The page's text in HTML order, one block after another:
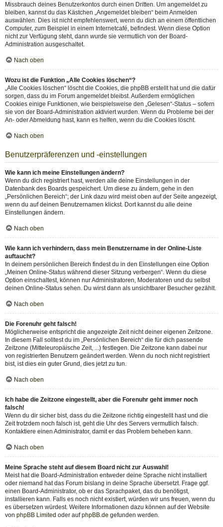
Missbrauch deines Benutzerkontos durch einen Dritten. Um angemeldet zu
bleiben, kannst du das Kästchen „Angemeldet bleiben“ beim Anmelden
auswählen. Dies ist nicht empfehlenswert, wenn du dich an einem öffentlichen
Computer, zum Beispiel in einem Internetcafé, befindest. Wenn diese Option
nicht zur Verfügung steht, dann wurde sie vermutlich von der Board-
Administration ausgeschaltet.
Nach oben
Wozu ist die Funktion „Alle Cookies löschen“?
„Alle Cookies löschen“ löscht die Cookies, die phpBB erstellt hat und die dafür
sorgen, dass du im Forum angemeldet bleibst. Außerdem ermöglichen
Cookies einige Funktionen, wie beispielsweise den „Gelesen“-Status – sofern
sie von der Board-Administration aktiviert wurden. Wenn du Probleme bei der
An- oder Abmeldung hast, kann es helfen, wenn du die Cookies löscht.
Nach oben
Benutzerpräferenzen und -einstellungen
Wie kann ich meine Einstellungen ändern?
Wenn du dich registriert hast, werden alle deine Einstellungen in der
Datenbank des Boards gespeichert. Um diese zu ändern, gehe in den
„Persönlichen Bereich“; der Link dazu wird meist oben auf der Seite angezeigt,
wenn du auf deinen Benutzernamen klickst. Dort kannst du alle deine
Einstellungen ändern.
Nach oben
Wie kann ich verhindern, dass mein Benutzername in der Online-Liste
auftaucht?
In deinem persönlichen Bereich findest du in den Einstellungen eine Option
„Meinen Online-Status während dieser Sitzung verbergen“. Wenn du diese
Option einschaltest, können nur Administratoren, Moderatoren und du selbst
deinen Online-Status sehen. Du wirst dann als unsichtbarer Besucher gezählt.
Nach oben
Die Forenuhr geht falsch!
Möglicherweise entspricht die angezeigte Zeit nicht deiner eigenen Zeitzone.
In diesem Fall solltest du im „Persönlichen Bereich“ die für dich passende
Zeitzone (Mitteleuropäische Zeit, ...) festlegen. Die Zeitzone kann dabei nur
von registrierten Benutzern geändert werden. Wenn du noch nicht registriert
bist, ist dies ein guter Grund, dies jetzt zu tun.
Nach oben
Ich habe die Zeitzone eingestellt, aber die Forenuhr geht immer noch
falsch!
Wenn du dir sicher bist, dass du die Zeitzone richtig eingestellt hast und die
Zeit trotzdem noch falsch ist, geht die Uhr des Servers vermutlich falsch.
Kontaktiere einen Administrator, damit er das Problem beheben kann.
Nach oben
Meine Sprache steht auf diesem Board nicht zur Auswahl!
Meist hat die Board-Administration entweder deine Sprache nicht installiert
oder niemand hat das Forum bislang in deine Sprache übersetzt. Frage ggf.
einen Board-Administrator, ob er das Sprachpaket, das du benötigst,
installieren kann. Falls es noch nicht existiert, würden wir uns freuen, wenn du
es übersetzen würdest. Weitere Informationen dazu können auf der Website
von phpBB Limited oder aufphpBB.de gefunden werden.